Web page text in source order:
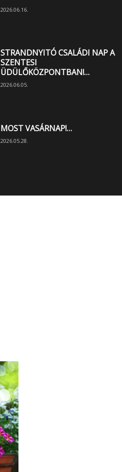
2026.06.16.
STRANDNYITÓ CSALÁDI NAP A
SZENTESI
ÜDÜLŐKÖZPONTBAN!…
2026.06.05.
MOST VASÁRNAP!…
2026.05.28.